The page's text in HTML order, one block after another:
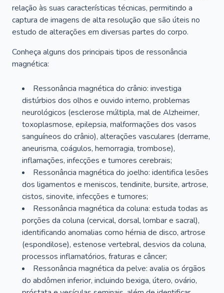
relação às suas características técnicas, permitindo a
captura de imagens de alta resolução que são úteis no
estudo de alterações em diversas partes do corpo.
Conheça alguns dos principais tipos de ressonância
magnética:
Ressonância magnética do crânio: investiga
distúrbios dos olhos e ouvido interno, problemas
neurológicos (esclerose múltipla, mal de Alzheimer,
toxoplasmose, epilepsia, malformações dos vasos
sanguíneos do crânio), alterações vasculares (derrame,
aneurisma, coágulos, hemorragia, trombose),
inflamações, infecções e tumores cerebrais;
Ressonância magnética do joelho: identifica lesões
dos ligamentos e meniscos, tendinite, bursite, artrose,
cistos, sinovite, infecções e tumores;
Ressonância magnética da coluna: estuda todas as
porções da coluna (cervical, dorsal, lombar e sacral),
identificando anomalias como hérnia de disco, artrose
(espondilose), estenose vertebral, desvios da coluna,
processos inflamatórios, fraturas e câncer;
Ressonância magnética da pelve: avalia os órgãos
do abdômen inferior, incluindo bexiga, útero, ovário,